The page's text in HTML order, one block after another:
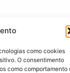
como cookies
O consentimento
como comportamento